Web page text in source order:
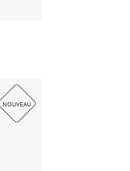
NOUVEAU